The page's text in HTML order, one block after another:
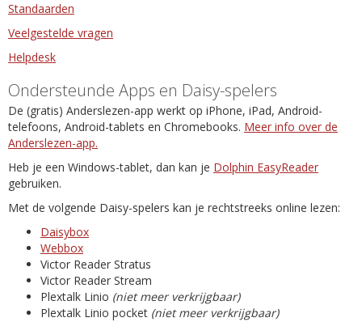
Standaarden
Veelgestelde vragen
Helpdesk
Ondersteunde Apps en Daisy-spelers
De (gratis) Anderslezen-app werkt op iPhone, iPad, Android-
telefoons, Android-tablets en Chromebooks. Meer info over de
Anderslezen-app.
Heb je een Windows-tablet, dan kan je Dolphin EasyReader
gebruiken.
Met de volgende Daisy-spelers kan je rechtstreeks online lezen:
Daisybox
Webbox
Victor Reader Stratus
Victor Reader Stream
Plextalk Linio (niet meer verkrijgbaar)
Plextalk Linio pocket (niet meer verkrijgbaar)